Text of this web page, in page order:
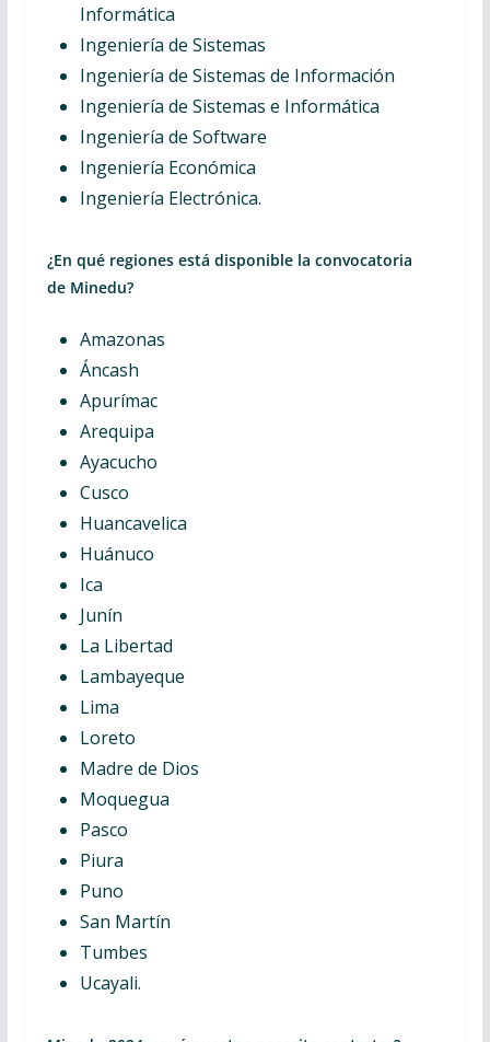
Informática
Ingeniería de Sistemas
Ingeniería de Sistemas de Información
Ingeniería de Sistemas e Informática
Ingeniería de Software
Ingeniería Económica
Ingeniería Electrónica.
¿En qué regiones está disponible la convocatoria
de Minedu?
Amazonas
Áncash
Apurímac
Arequipa
Ayacucho
Cusco
Huancavelica
Huánuco
Ica
Junín
La Libertad
Lambayeque
Lima
Loreto
Madre de Dios
Moquegua
Pasco
Piura
Puno
San Martín
Tumbes
Ucayali.